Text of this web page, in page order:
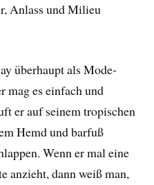
Anlass und Milieu
überhaupt als Mode-
mag es einfach und
er auf seinem tropischen
Hemd und barfuß
Wenn er mal eine
anzieht, dann weiß man,